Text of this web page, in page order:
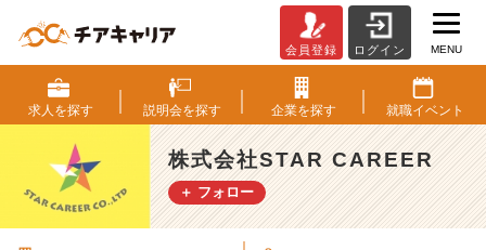
潟
遠
征
行
っ
て
会員登録 ログイン MENU
求人を探す 説明会を探す 企業を探す 就職イベント
株式会社STAR CAREER
＋ フォロー